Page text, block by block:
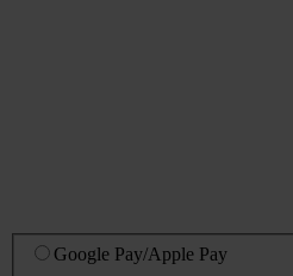
Google Pay/Apple Pay